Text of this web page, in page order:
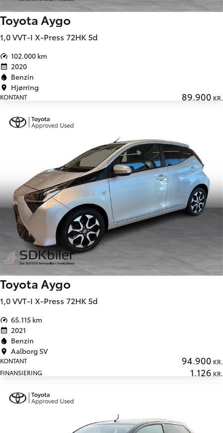
Toyota Aygo
1,0 VVT-I X-Press 72HK 5d
102.000 km
2020
Benzin
Hjørring
KONTANT 89.900 KR.
Toyota Aygo
1,0 VVT-I X-Press 72HK 5d
65.115 km
2021
Benzin
Aalborg SV
KONTANT 94.900 KR.
FINANSIERING
1.126 KR.